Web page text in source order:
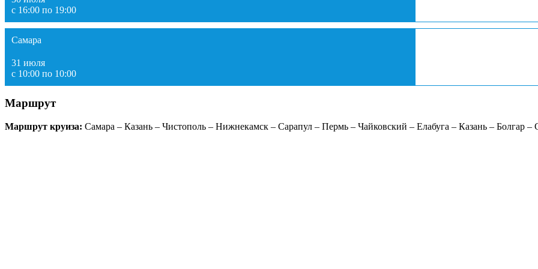
с 16:00 по 19:00
Самара
31 июля
с 10:00 по 10:00
Маршрут
Маршрут круиза: Самара – Казань – Чистополь – Нижнекамск – Сарапул – Пермь – Чайковский – Елабуга – Казань – Болгар –